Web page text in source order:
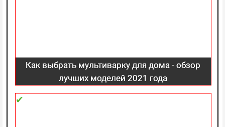
Как выбрать мультиварку для дома - обзор
лучших моделей 2021 года